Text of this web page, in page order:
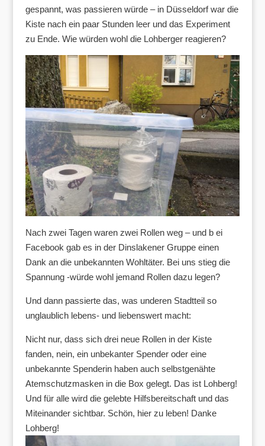
gespannt, was passieren würde – in Düsseldorf war die
Kiste nach ein paar Stunden leer und das Experiment
zu Ende. Wie würden wohl die Lohberger reagieren?
Nach zwei Tagen waren zwei Rollen weg – und b ei
Facebook gab es in der Dinslakener Gruppe einen
Dank an die unbekannten Wohltäter. Bei uns stieg die
Spannung -würde wohl jemand Rollen dazu legen?
Und dann passierte das, was underen Stadtteil so
unglaublich lebens- und liebenswert macht:
Nicht nur, dass sich drei neue Rollen in der Kiste
fanden, nein, ein unbekanter Spender oder eine
unbekannte Spenderin haben auch selbstgenähte
Atemschutzmasken in die Box gelegt. Das ist Lohberg!
Und für alle wird die gelebte Hilfsbereitschaft und das
Miteinander sichtbar. Schön, hier zu leben! Danke
Lohberg!